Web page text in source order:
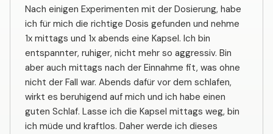
Nach einigen Experimenten mit der Dosierung, habe
ich für mich die richtige Dosis gefunden und nehme
1x mittags und 1x abends eine Kapsel. Ich bin
entspannter, ruhiger, nicht mehr so aggressiv. Bin
aber auch mittags nach der Einnahme fit, was ohne
nicht der Fall war. Abends dafür vor dem schlafen,
wirkt es beruhigend auf mich und ich habe einen
guten Schlaf. Lasse ich die Kapsel mittags weg, bin
ich müde und kraftlos. Daher werde ich dieses